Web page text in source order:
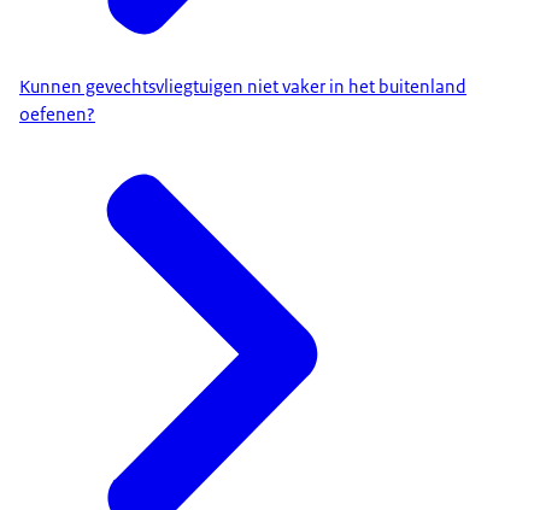
Kunnen gevechtsvliegtuigen niet vaker in het buitenland
oefenen?